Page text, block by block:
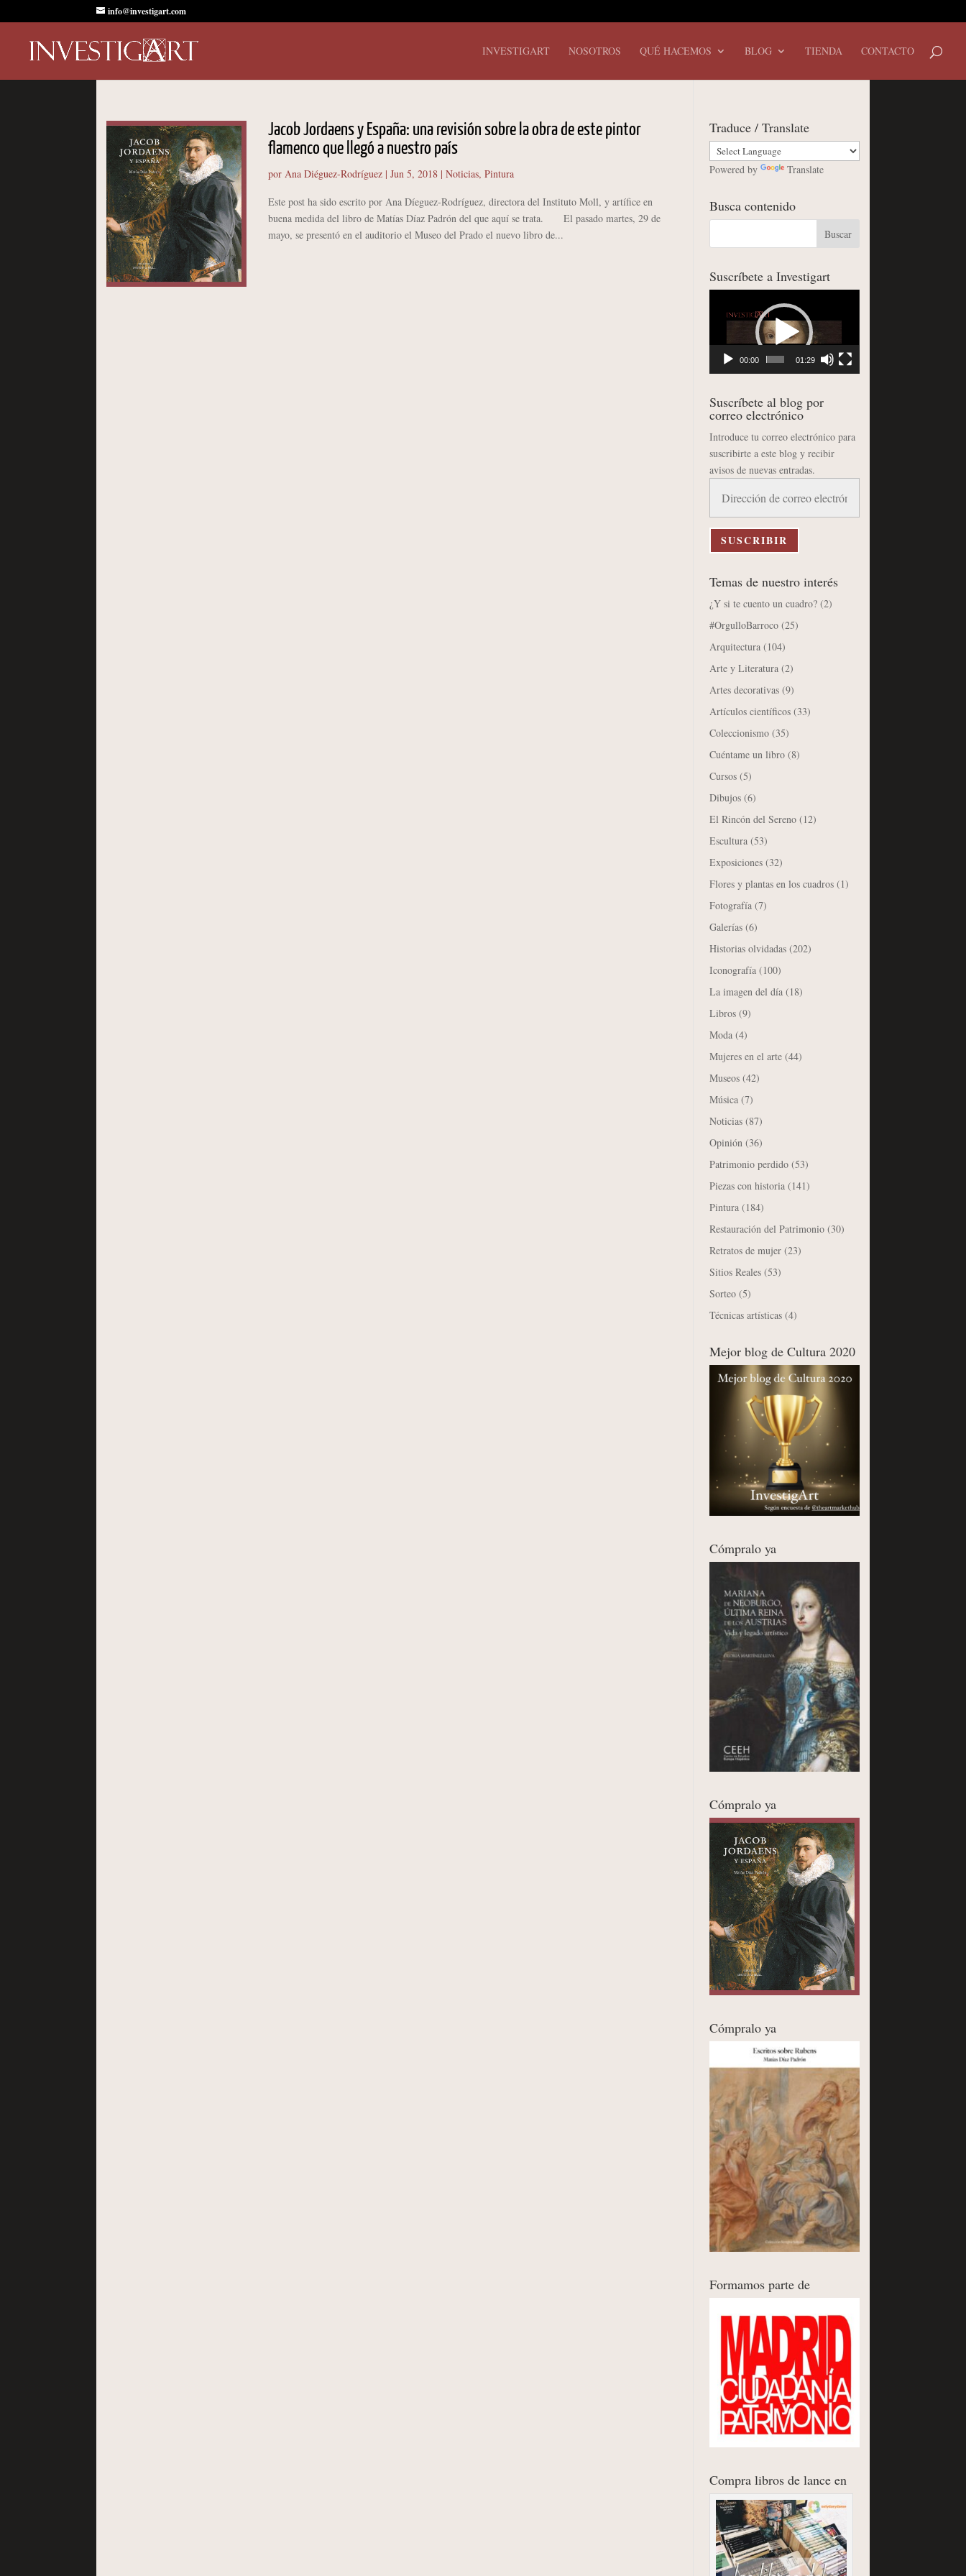
info@investigart.com
INVESTIGART NOSOTROS QUÉ HACEMOS BLOG TIENDA CONTACTO
Jacob Jordaens y España: una revisión sobre la obra de este pintor
flamenco que llegó a nuestro país
por Ana Diéguez-Rodríguez| Jun 5, 2018| Noticias, Pintura
Este post ha sido escrito por Ana Díeguez-Rodríguez, directora del Instituto Moll, y artífice en
buena medida del libro de Matías Díaz Padrón del que aquí se trata. El pasado martes, 29 de
mayo, se presentó en el auditorio el Museo del Prado el nuevo libro de...
Traduce / Translate
Powered by Translate
Busca contenido
Suscríbete a Investigart
00:00 01:29
Suscríbete al blog por
correo electrónico
Introduce tu correo electrónico para
suscribirte a este blog y recibir
avisos de nuevas entradas.
correo
electrónico
SUSCRIBIR
Temas de nuestro interés
¿Y si te cuento un cuadro? (2)
#OrgulloBarroco (25)
Arquitectura (104)
Arte y Literatura (2)
Artes decorativas (9)
Artículos científicos (33)
Coleccionismo (35)
Cuéntame un libro (8)
Cursos (5)
Dibujos (6)
El Rincón del Sereno (12)
Escultura (53)
Exposiciones (32)
Flores y plantas en los cuadros (1)
Fotografía (7)
Galerías (6)
Historias olvidadas (202)
Iconografía (100)
La imagen del día (18)
Libros (9)
Moda (4)
Mujeres en el arte (44)
Museos (42)
Música (7)
Noticias (87)
Opinión (36)
Patrimonio perdido (53)
Piezas con historia (141)
Pintura (184)
Restauración del Patrimonio (30)
Retratos de mujer (23)
Sitios Reales (53)
Sorteo (5)
Técnicas artísticas (4)
Mejor blog de Cultura 2020
Cómpralo ya
Cómpralo ya
Cómpralo ya
Formamos parte de
Compra libros de lance en